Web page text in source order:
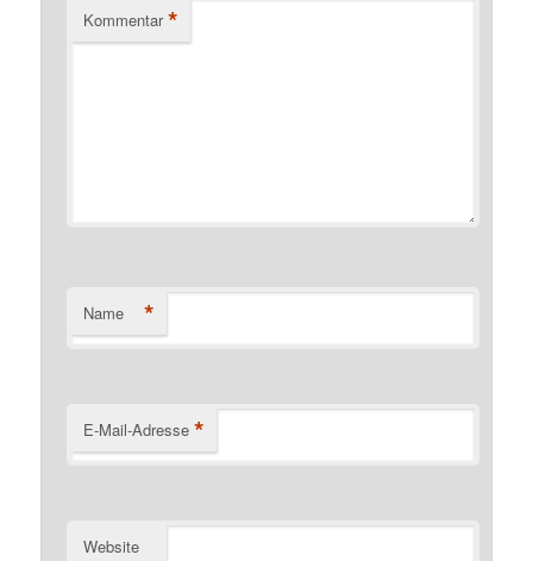
Kommentar *
Name *
E-Mail-Adresse *
Website